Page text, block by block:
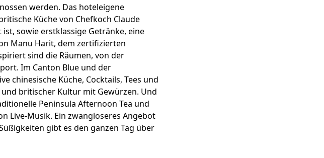
werden. Das hoteleigene
Küche von Chefkoch Claude
sowie erstklassige Getränke, eine
Manu Harit, dem zertifizierten
sind die Räumen, von der
Im Canton Blue und der
chinesische Küche, Cocktails, Tees und
britischer Kultur mit Gewürzen. Und
Peninsula Afternoon Tea und
Live-Musik. Ein zwangloseres Angebot
gibt es den ganzen Tag über